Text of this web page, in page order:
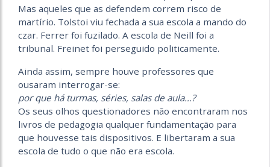
Mas aqueles que as defendem correm risco de
martírio. Tolstoi viu fechada a sua escola a mando do
czar. Ferrer foi fuzilado. A escola de Neill foi a
tribunal. Freinet foi perseguido politicamente.
Ainda assim, sempre houve professores que
ousaram interrogar-se:
por que há turmas, séries, salas de aula…?
Os seus olhos questionadores não encontraram nos
livros de pedagogia qualquer fundamentação para
que houvesse tais dispositivos. E libertaram a sua
escola de tudo o que não era escola.